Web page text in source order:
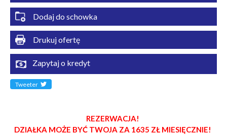
Dodaj do schowka
Drukuj ofertę
Zapytaj o kredyt
Tweeter
REZERWACJA!
DZIAŁKA MOŻE BYĆ TWOJA ZA 1635 ZŁ MIESIĘCZNIE!